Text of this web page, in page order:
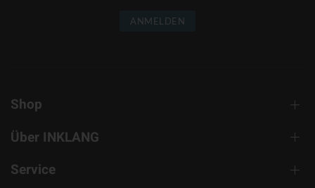
ANMELDEN
Shop
Über INKLANG
Service